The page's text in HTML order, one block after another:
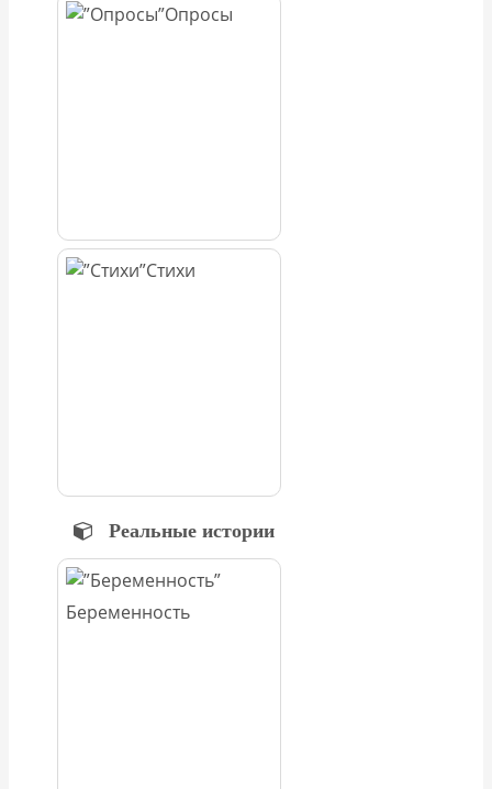
Опросы
Стихи
Реальные истории
Беременность